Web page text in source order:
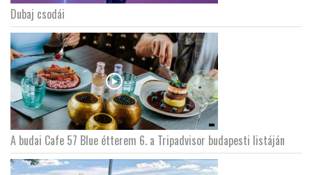
Dubaj csodái
A budai Cafe 57 Blue étterem 6. a Tripadvisor budapesti listáján